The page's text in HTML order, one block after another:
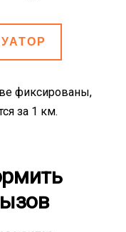
фиксированы,
за 1 км.